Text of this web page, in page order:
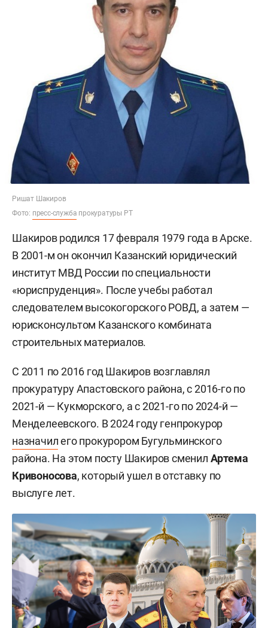
Ришат Шакиров
Фото: пресс-служба прокуратуры РТ
Шакиров родился 17 февраля 1979 года в Арске.
В 2001-м он окончил Казанский юридический
институт МВД России по специальности
«юриспруденция». После учебы работал
следователем высокогорского РОВД, а затем —
юрисконсультом Казанского комбината
строительных материалов.
С 2011 по 2016 год Шакиров возглавлял
прокуратуру Апастовского района, с 2016-го по
2021-й — Кукморского, а с 2021-го по 2024-й —
Менделеевского. В 2024 году генпрокурор
назначилего прокурором Бугульминского
района. На этом посту Шакиров сменил Артема
Кривоносова, который ушел в отставку по
выслуге лет.